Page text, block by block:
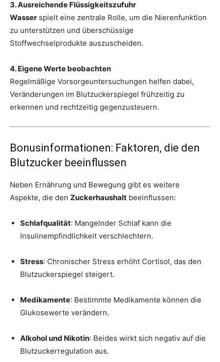
3. Ausreichende Flüssigkeitszufuhr
Wasser spielt eine zentrale Rolle, um die Nierenfunktion
zu unterstützen und überschüssige
Stoffwechselprodukte auszuscheiden.
4. Eigene Werte beobachten
Regelmäßige Vorsorgeuntersuchungen helfen dabei,
Veränderungen im Blutzuckerspiegel frühzeitig zu
erkennen und rechtzeitig gegenzusteuern.
Bonusinformationen: Faktoren, die den
Blutzucker beeinflussen
Neben Ernährung und Bewegung gibt es weitere
Aspekte, die den Zuckerhaushalt beeinflussen:
Schlafqualität: Mangelnder Schlaf kann die
Insulinempfindlichkeit verschlechtern.
Stress: Chronischer Stress erhöht Cortisol, das den
Blutzuckerspiegel steigert.
Medikamente: Bestimmte Medikamente können die
Glukosewerte verändern.
Alkohol und Nikotin: Beides wirkt sich negativ auf die
Blutzuckerregulation aus.